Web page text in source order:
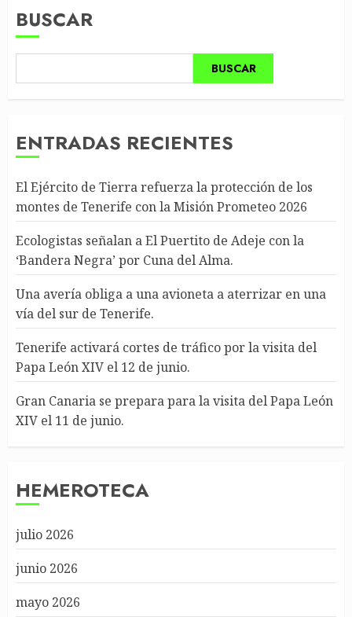
BUSCAR
BUSCAR
ENTRADAS RECIENTES
El Ejército de Tierra refuerza la protección de los
montes de Tenerife con la Misión Prometeo 2026
Ecologistas señalan a El Puertito de Adeje con la
‘Bandera Negra’ por Cuna del Alma.
Una avería obliga a una avioneta a aterrizar en una
vía del sur de Tenerife.
Tenerife activará cortes de tráfico por la visita del
Papa León XIV el 12 de junio.
Gran Canaria se prepara para la visita del Papa León
XIV el 11 de junio.
HEMEROTECA
julio 2026
junio 2026
mayo 2026